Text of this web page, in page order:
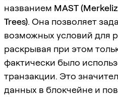
названием MAST
Trees). Она позволяет
возможных условий для
раскрывая при этом
фактически было
транзакции. Это
данных в блокчейне и